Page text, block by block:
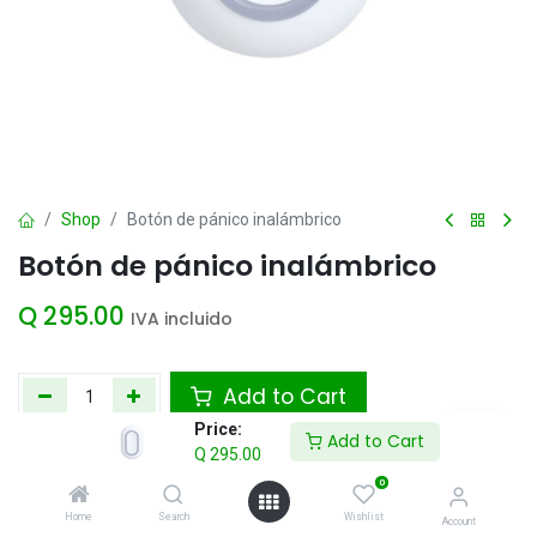
Price:
Q 295.00
Add to Cart
Home Search
0
Wishlist Account
Shop Botón de pánico inalámbrico
Botón de pánico inalámbrico
Q 295.00 IVA incluido
Add to Cart
Agregar a la lista de deseos